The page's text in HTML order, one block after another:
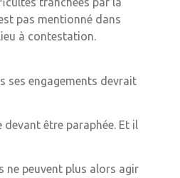
pas mentionné dans
à contestation.
ses engagements devrait
être paraphée. Et il
ne peuvent plus alors agir